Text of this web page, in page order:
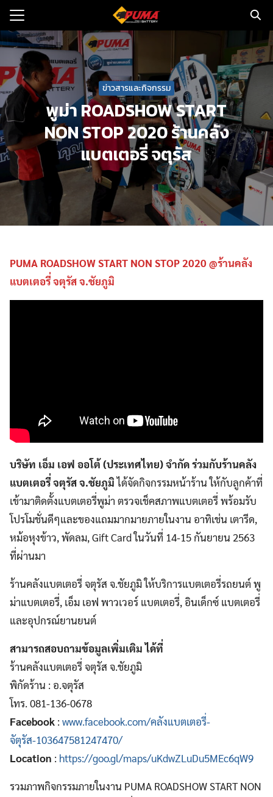
Skip
content
ก
อรี่รถยนต์
มและข่าว
จำหน่าย
บเรา
Search
for:
ข่าวสารและกิจกรรม
พูม่า ROADSHOW START
NON STOP 2020 ร้านคลัง
แบตเตอรี่ จตุรัส
PUMA ROADSHOW START NON STOP 2020 @ร้านคลัง
แบตเตอรี่ จตุรัส จ.ชัยภูมิ
บริษัท เอ็ม เอฟ ออโต้ (ประเทศไทย) จำกัด ร่วมกับร้านคลัง
แบตเตอรี่ จตุรัส จ.ชัยภูมิได้จัดกิจกรรมหน้าร้าน ให้กับลูกค้าที่
เข้ามาติดตั้งแบตเตอรี่พูม่า ตรวจเช็คสภาพแบตเตอรี่ พร้อมรับ
โปรโมชั่นดีๆและของแถมมากมายภายในงาน อาทิเช่น เตารีด,
หม้อหุงข้าว, พัดลม, Gift Card ในวันที่ 14-15 กันยายน 2563
ที่ผ่านมา
ร้านคลังแบตเตอรี่ จตุรัส จ.ชัยภูมิ ให้บริการแบตเตอรี่รถยนต์ พู
ม่าแบตเตอรี่, เอ็ม เอฟ พาวเวอร์ แบตเตอรี่, อินเด็กซ์ แบตเตอรี่
และอุปกรณ์ยานยนต์
สามารถสอบถามข้อมูลเพิ่มเติม ได้ที่
ร้านคลังแบตเตอรี่ จตุรัส จ.ชัยภูมิ
พิกัดร้าน : อ.จตุรัส
โทร. 081-136-0678
Facebook : www.facebook.com/คลังแบตเตอรี่-
จัตุรัส-103647581247470/
Location : https://goo.gl/maps/uKdwZLuDu5MEc6qW9
รวมภาพกิจกรรมภายในงาน PUMA ROADSHOW START NON